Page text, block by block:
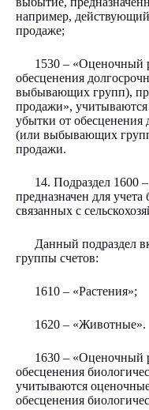
например,
продаже;
1530 – «Оценочный
обесценения
выбывающих групп),
продажи»,
убытки от обесценения
(или выбывающих
продажи.
14. Подраздел 1600 –
предназначен для
связанных с
Данный подраздел
группы счетов:
1610 – «Растения»;
1620 – «Животные».
1630 – «Оценочный
обесценения
учитываются
обесценения